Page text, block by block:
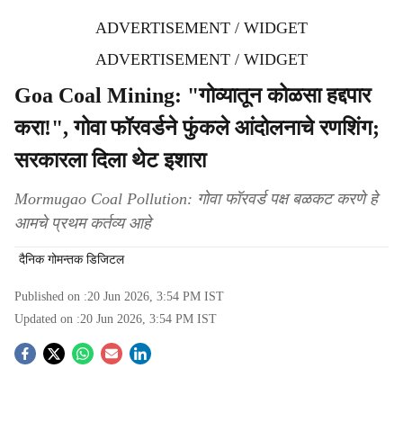
ADVERTISEMENT / WIDGET
ADVERTISEMENT / WIDGET
Goa Coal Mining: "गोव्यातून कोळसा हद्दपार
करा!", गोवा फॉरवर्डने फुंकले आंदोलनाचे रणशिंग;
सरकारला दिला थेट इशारा
Mormugao Coal Pollution: गोवा फॉरवर्ड पक्ष बळकट करणे हे
आमचे प्रथम कर्तव्य आहे
दैनिक गोमन्तक डिजिटल
Published on :20 Jun 2026, 3:54 PM IST
Updated on :20 Jun 2026, 3:54 PM IST
S